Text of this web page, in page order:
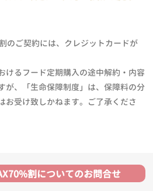
のご契約には、クレジットカードが
けるフード定期購入の途中解約・内容
が、「生命保障制度」は、保障料の分
お受け致しかねます。ご了承くださ
割についてのお問合せ